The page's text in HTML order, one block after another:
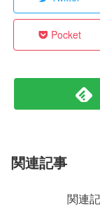
Pocket
関連記事
関連